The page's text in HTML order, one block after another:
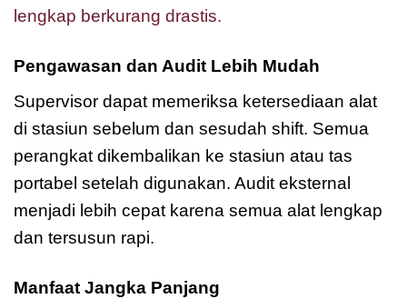
lengkap berkurang drastis.
Pengawasan dan Audit Lebih Mudah
Supervisor dapat memeriksa ketersediaan alat
di stasiun sebelum dan sesudah shift. Semua
perangkat dikembalikan ke stasiun atau tas
portabel setelah digunakan. Audit eksternal
menjadi lebih cepat karena semua alat lengkap
dan tersusun rapi.
Manfaat Jangka Panjang